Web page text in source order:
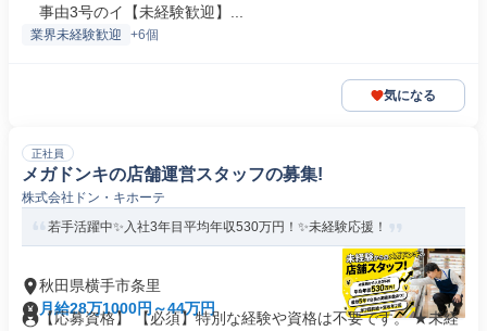
事由3号のイ【未経験歓迎】...
業界未経験歓迎 +6個
気になる
正社員
メガドンキの店舗運営スタッフの募集!
株式会社ドン・キホーテ
若手活躍中✨入社3年目平均年収530万円！✨未経験応援！
秋田県横手市条里
月給28万1000円～44万円
【応募資格】 【必須】特別な経験や資格は不要です。 ★未経